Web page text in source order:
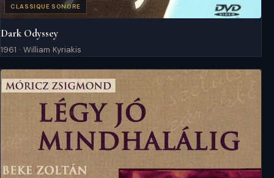
CLASSIQUE SONORE
Dark Odyssey
1961 · William Kyriakis